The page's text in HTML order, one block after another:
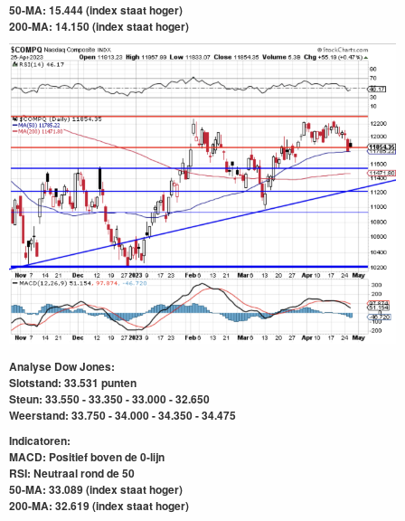
50-MA: 15.444 (index staat hoger)
200-MA: 14.150(index staat hoger)
Analyse Dow Jones:
Slotstand: 33.531 punten
Steun: 33.550 - 33.350 - 33.000 - 32.650
Weerstand: 33.750 - 34.000 - 34.350 - 34.475
Indicatoren:
MACD: Positief boven de 0-lijn
RSI: Neutraal rond de 50
50-MA: 33.089 (index staat hoger)
200-MA: 32.619(index staat hoger)